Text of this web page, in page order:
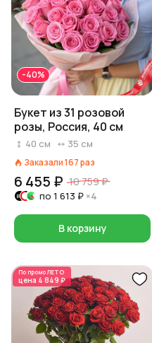
-40%
Букет из 31 розовой
розы, Россия, 40 см
40 см 35 см
Заказали167раз
6 455 ₽ 10 759 ₽
по 1 613 ₽ ×4
В корзину
По промоЛЕТО
цена 4 849 ₽